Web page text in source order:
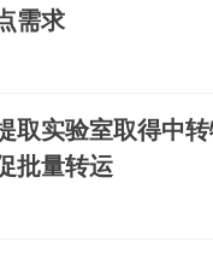
需求
取实验室取得中
批量转运